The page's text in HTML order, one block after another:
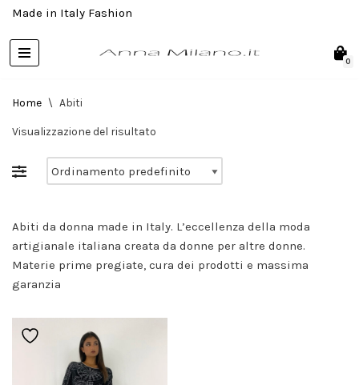
Skip
to
Made in Italy Fashion
0
Home \ Abiti
Visualizzazione del risultato
Abiti da donna made in Italy. L’eccellenza della moda
artigianale italiana creata da donne per altre donne.
Materie prime pregiate, cura dei prodotti e massima
garanzia